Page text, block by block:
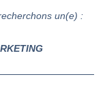
un(e) :